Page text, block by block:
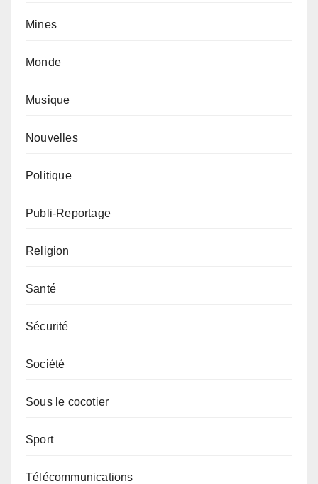
Mines
Monde
Musique
Nouvelles
Politique
Publi-Reportage
Religion
Santé
Sécurité
Société
Sous le cocotier
Sport
Télécommunications